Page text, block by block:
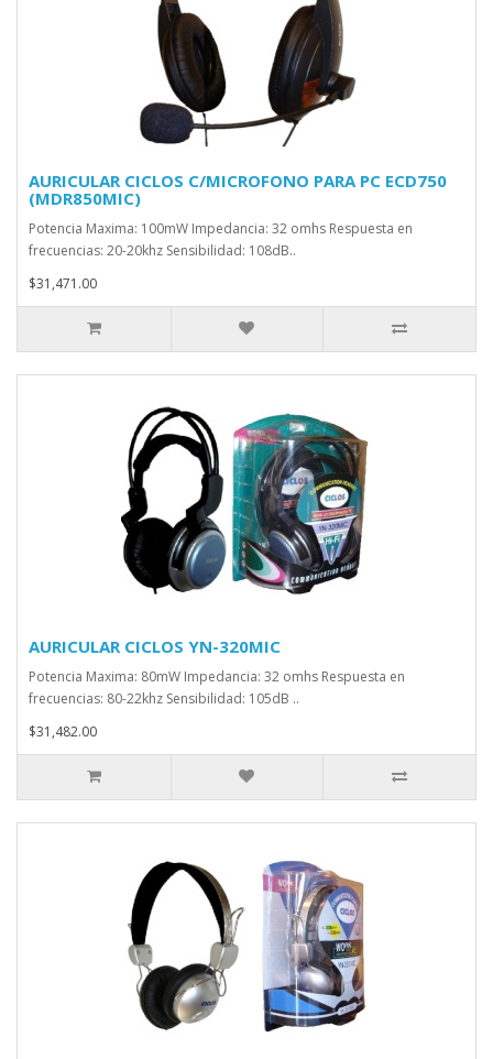
AURICULAR CICLOS C/MICROFONO PARA PC ECD750
(MDR850MIC)
Potencia Maxima: 100mW Impedancia: 32 omhs Respuesta en
frecuencias: 20-20khz Sensibilidad: 108dB..
$31,471.00
AURICULAR CICLOS YN-320MIC
Potencia Maxima: 80mW Impedancia: 32 omhs Respuesta en
frecuencias: 80-22khz Sensibilidad: 105dB ..
$31,482.00